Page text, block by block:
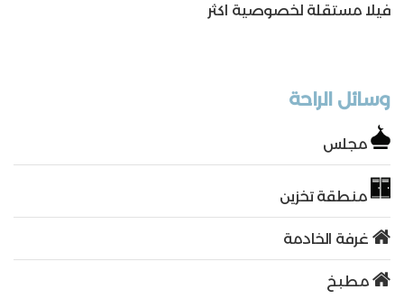
فيلا مستقلة لخصوصية اكثر
وسائل الراحة
مجلس
منطقة تخزين
غرفة الخادمة
مطبخ